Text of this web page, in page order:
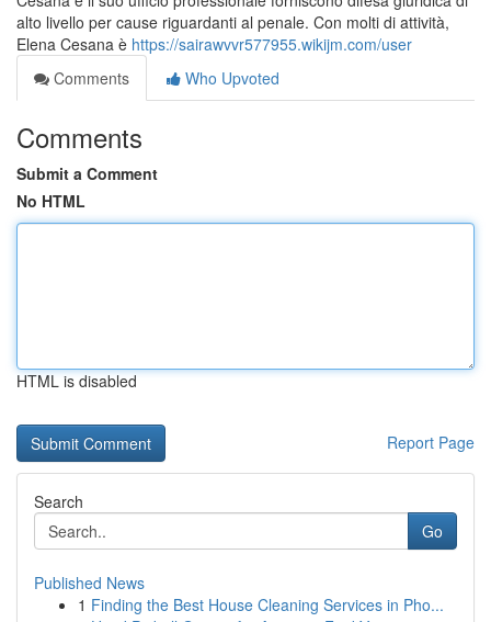
alto livello per cause riguardanti al penale. Con molti di attività,
Elena Cesana è https://sairawvvr577955.wikijm.com/user
Comments
Who Upvoted
Comments
Submit a Comment
No HTML
HTML is disabled
Report Page
Search
Go
Published News
1 Finding the Best House Cleaning Services in Pho...